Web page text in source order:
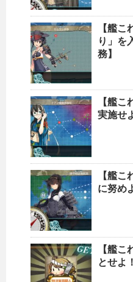
【艦
り」を
務】
【艦
実施せ
【艦
に努め
【艦
とせよ